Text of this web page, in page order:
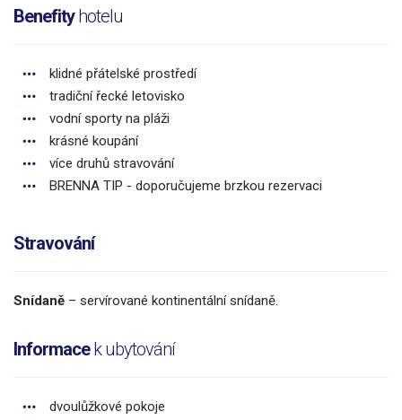
Benefityhotelu
klidné přátelské prostředí
tradiční řecké letovisko
vodní sporty na pláži
krásné koupání
více druhů stravování
BRENNA TIP - doporučujeme brzkou rezervaci
Stravování
Snídaně – servírované kontinentální snídaně.
Informacek ubytování
dvoulůžkové pokoje